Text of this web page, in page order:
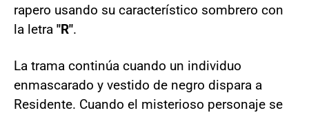
rapero usando su característico sombrero con
la letra "R".
La trama continúa cuando un individuo
enmascarado y vestido de negro dispara a
Residente. Cuando el misterioso personaje se